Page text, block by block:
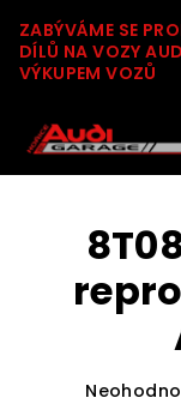
na
obsah
ZABÝVÁME SE
DÍLŮ NA VOZY
VÝKUPEM VOZŮ
Průměrné